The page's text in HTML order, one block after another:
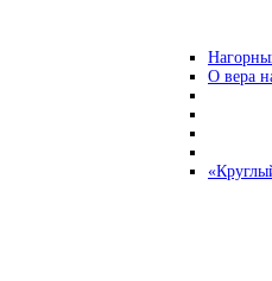
О вера